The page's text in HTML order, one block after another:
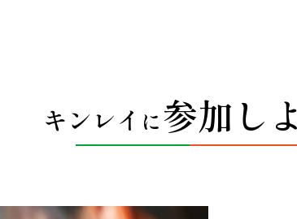
キンレイ に参加し